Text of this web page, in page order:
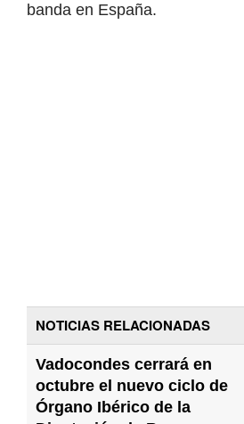
banda en España.
NOTICIAS RELACIONADAS
Vadocondes cerrará en
octubre el nuevo ciclo de
Órgano Ibérico de la